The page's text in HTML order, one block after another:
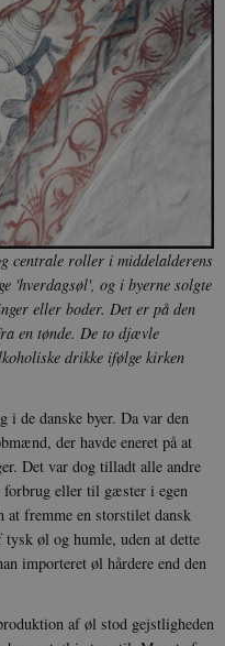
centrale roller i middelalderens
'hverdagsøl', og i byerne solgte
eller boder. Det er på den
en tønde. De to djævle
drikke ifølge kirken
i de danske byer. Da var den
der havde eneret på at
Det var dog tilladt alle andre
forbrug eller til gæster i egen
at fremme en storstilet dansk
øl og humle, uden at dette
importeret øl hårdere end den
af øl stod gejstligheden